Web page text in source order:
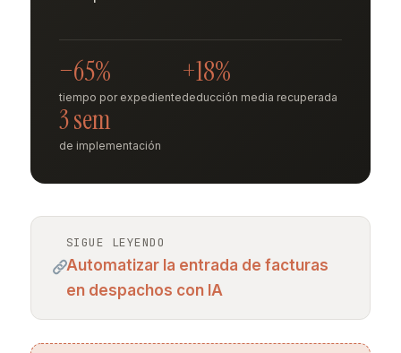
−65%
tiempo por expediente
+18%
deducción media recuperada
3 sem
de implementación
SIGUE LEYENDO
Automatizar la entrada de facturas
en despachos con IA